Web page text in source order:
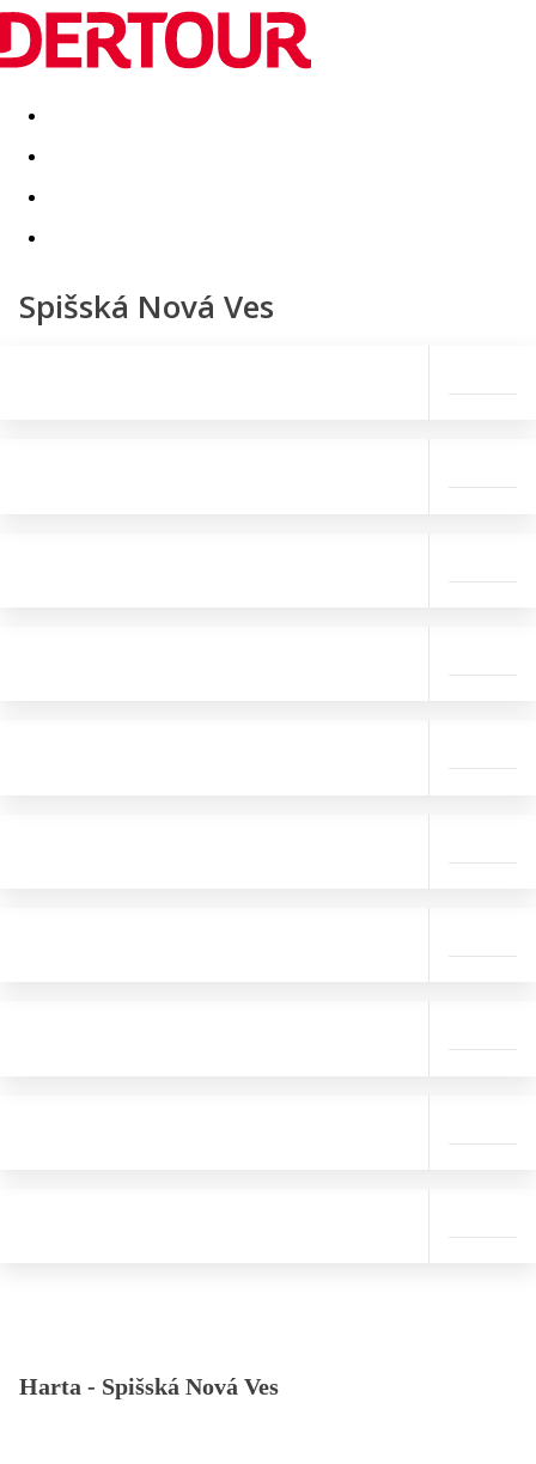
Destinatii Vacanta perfecta OFERTE DE NERATAT
Spišská Nová Ves
Harta - Spišská Nová Ves